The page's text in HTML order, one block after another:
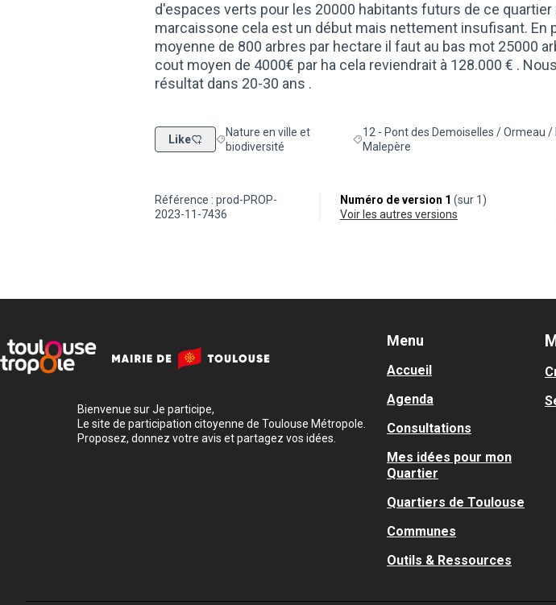
d'espaces verts pour les 20000 habitants futurs de ce quartier
marcaissone cela est un début mais nettement insufisant. En
moyenne de 800 arbres par hectare il faut au bas mot 25000
cout moyen de 4000€ par ha cela reviendrait à 128.000 € .
résultat dans 20-30 ans .
Like Filtrer les résultats de la catégorie : Nature en ville et biodiversité
Nature en ville et
biodiversité
Filtrer les résultats pour le secteur : 12
12 - Pont des Demoiselles / Ormeau
Malepère
Référence : prod-PROP-
2023-11-7436
Numéro de version 1 (sur 1)
voir les autres versions
Bienvenue sur Je participe,
Le site de participation citoyenne de Toulouse Métropole.
Proposez, donnez votre avis et partagez vos idées.
Menu
Accueil
Agenda
Consultations
Mes idées pour mon
Quartier
Quartiers de Toulouse
Communes
Outils & Ressources